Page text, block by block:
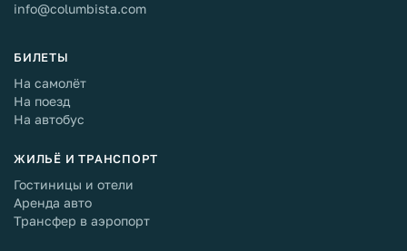
info@columbista.com
БИЛЕТЫ
На самолёт
На поезд
На автобус
ЖИЛЬЁ И ТРАНСПОРТ
Гостиницы и отели
Аренда авто
Трансфер в аэропорт